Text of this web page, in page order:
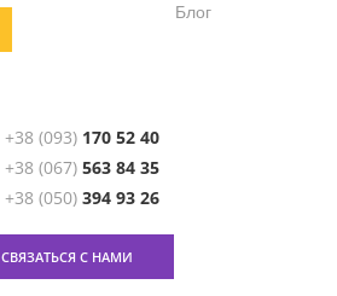
Блог
+38 (093) 170 52 40
+38 (067) 563 84 35
+38 (050) 394 93 26
СВЯЗАТЬСЯ С НАМИ